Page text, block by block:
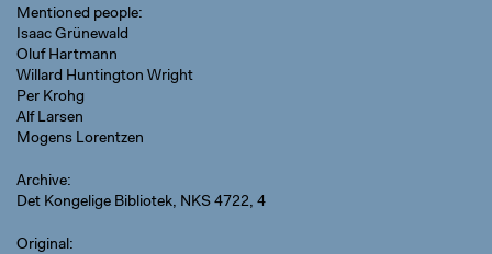
Mentioned people
Isaac Grünewald
Oluf Hartmann
Willard Huntington Wright
Per Krohg
Alf Larsen
Mogens Lorentzen
Archive
Det Kongelige Bibliotek, NKS 4722, 4
Original